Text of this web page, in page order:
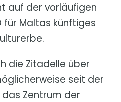
auf der vorläufigen
für Maltas künftiges
die Zitadelle über
seit der
Zentrum der